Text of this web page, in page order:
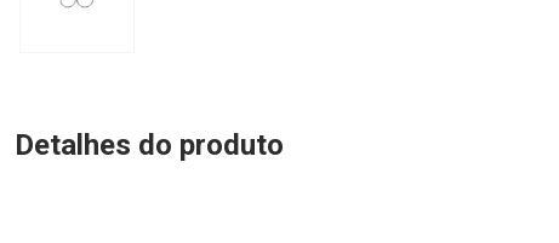
Detalhes do produto